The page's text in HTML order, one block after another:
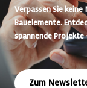
Verpassen Sie keine
Bauelemente.
spannende
Zum